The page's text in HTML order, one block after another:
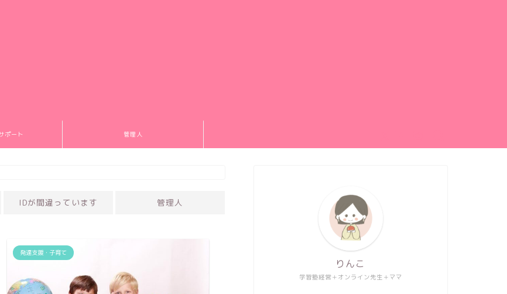
ポート 管理人
IDが間違っています 管理人
発達支援・子育て
学習塾経営＋オンライン先生＋ママ
りんこ